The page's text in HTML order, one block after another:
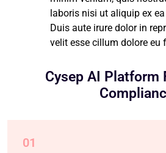
laboris nisi ut aliquip ex
Duis aute irure dolor in
velit esse cillum dolore eu
Cysep AI Platform
01